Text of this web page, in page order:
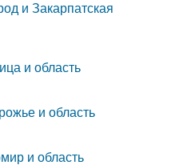
и Закарпатская
и область
и область
и область